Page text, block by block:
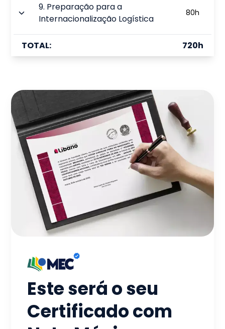
9. Preparação para a
Internacionalização Logística
80h
TOTAL: 720h
Este será o seu
Certificado com